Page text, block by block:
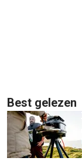
Best gelezen